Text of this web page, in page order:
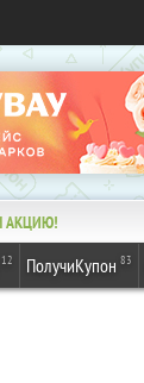
АКЦИЮ!
12 ПолучиКупон 83